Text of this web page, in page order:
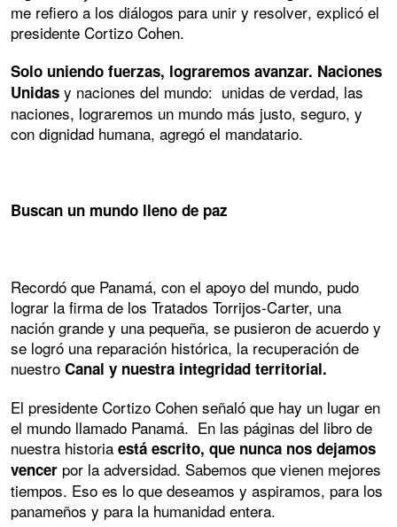
me refiero a los diálogos para unir y resolver, explicó el
presidente Cortizo Cohen.
Solo uniendo fuerzas, lograremos avanzar. Naciones
Unidas y naciones del mundo: unidas de verdad, las
naciones, lograremos un mundo más justo, seguro, y
con dignidad humana, agregó el mandatario.
Buscan un mundo lleno de paz
Recordó que Panamá, con el apoyo del mundo, pudo
lograr la firma de los Tratados Torrijos-Carter, una
nación grande y una pequeña, se pusieron de acuerdo y
se logró una reparación histórica, la recuperación de
nuestro Canal y nuestra integridad territorial.
El presidente Cortizo Cohen señaló que hay un lugar en
el mundo llamado Panamá. En las páginas del libro de
nuestra historia está escrito, que nunca nos dejamos
vencer por la adversidad. Sabemos que vienen mejores
tiempos. Eso es lo que deseamos y aspiramos, para los
panameños y para la humanidad entera.